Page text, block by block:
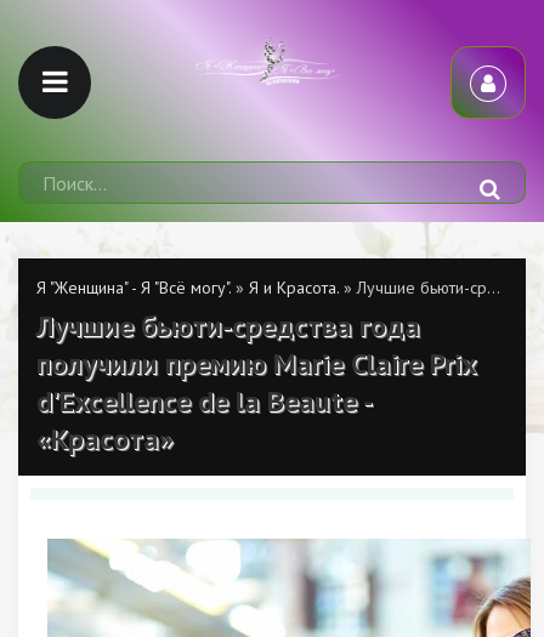
Я "Женщина" - Я "Всё могу". » Я и Красота. » Лучшие бьюти-средства года получили премию Marie Claire Prix d'Excellence de la Beaute - «Красота»
Лучшие бьюти-средства года
получили премию Marie Claire Prix
d'Excellence de la Beaute -
«Красота»